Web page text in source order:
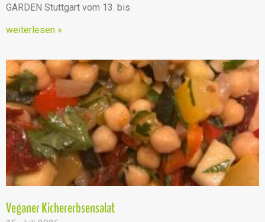
GARDEN Stuttgart vom 13. bis
weiterlesen »
Veganer Kichererbsensalat